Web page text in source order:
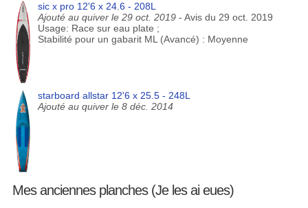
sic x pro 12'6 x 24.6 - 208L
Ajouté au quiver le 29 oct. 2019 - Avis du 29 oct. 2019
Usage: Race sur eau plate ;
Stabilité pour un gabarit ML (Avancé) : Moyenne
starboard allstar 12'6 x 25.5 - 248L
Ajouté au quiver le 8 déc. 2014
Mes anciennes planches (Je les ai eues)